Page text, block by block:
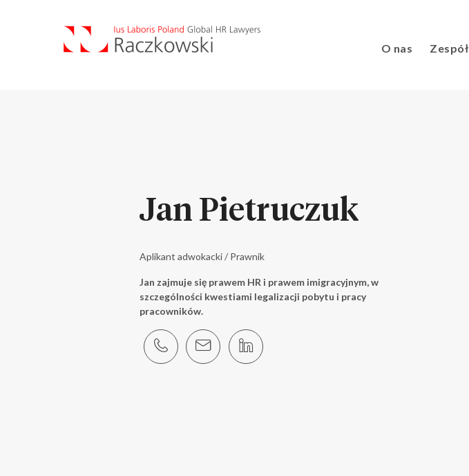
O nas Zespół
Jan Pietruczuk
Aplikant adwokacki / Prawnik
Jan zajmuje się prawem HR i prawem imigracyjnym, w
szczególności kwestiami legalizacji pobytu i pracy
pracowników.